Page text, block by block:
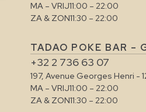
MA – VRIJ11:00 – 22:00
ZA & ZON11:30 – 22:00
TADAO POKE BAR –
+32 2 736 63 07
197, Avenue Georges Henri
MA – VRIJ11:00 – 22:00
ZA & ZON11:30 – 22:00